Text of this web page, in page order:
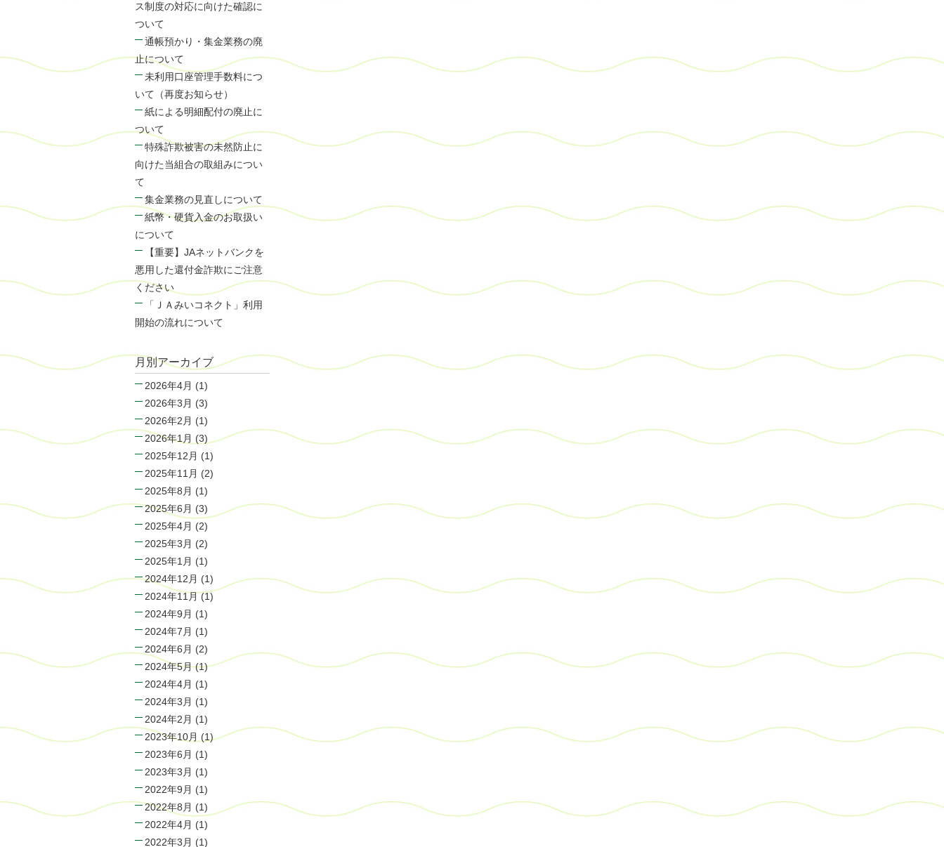
ス制度の対応に向けた確認に
ついて
通帳預かり・集金業務の廃
止について
未利用口座管理手数料につ
いて（再度お知らせ）
紙による明細配付の廃止に
ついて
特殊詐欺被害の未然防止に
向けた当組合の取組みについ
て
集金業務の見直しについて
紙幣・硬貨入金のお取扱い
について
【重要】JAネットバンクを
悪用した還付金詐欺にご注意
ください
「ＪＡみいコネクト」利用
開始の流れについて
月別アーカイブ
2026年4月 (1)
2026年3月 (3)
2026年2月 (1)
2026年1月 (3)
2025年12月 (1)
2025年11月 (2)
2025年8月 (1)
2025年6月 (3)
2025年4月 (2)
2025年3月 (2)
2025年1月 (1)
2024年12月 (1)
2024年11月(1)
2024年9月 (1)
2024年7月 (1)
2024年6月 (2)
2024年5月(1)
2024年4月 (1)
2024年3月 (1)
2024年2月 (1)
2023年10月 (1)
2023年6月 (1)
2023年3月 (1)
2022年9月 (1)
2022年8月 (1)
2022年4月 (1)
2022年3月 (1)